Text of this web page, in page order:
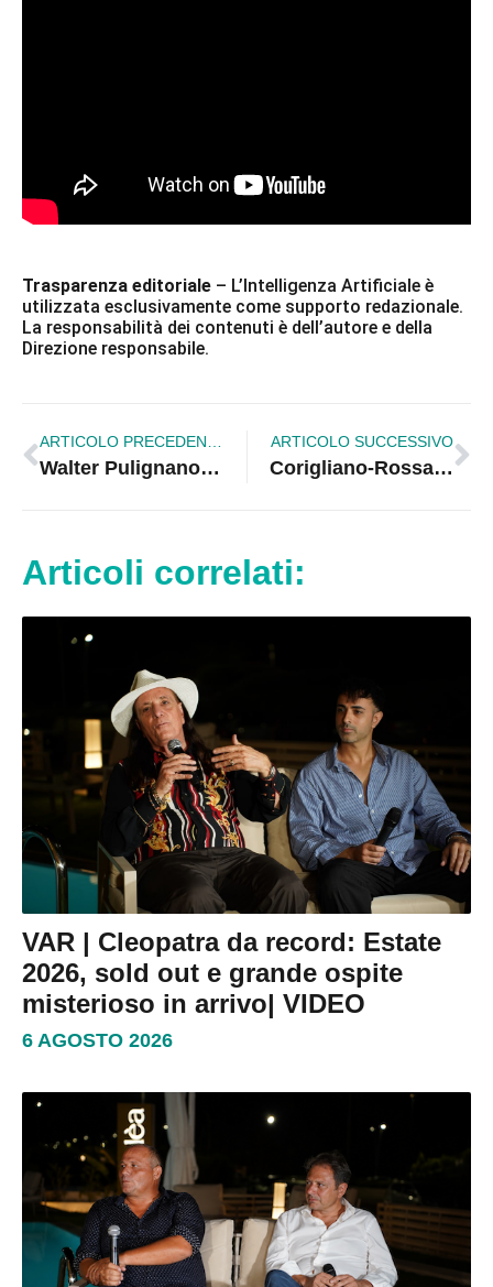
Trasparenza editoriale – L’Intelligenza Artificiale è
utilizzata esclusivamente come supporto redazionale.
La responsabilità dei contenuti è dell’autore e della
Direzione responsabile.
ARTICOLO PRECEDENTE
Walter Pulignano chiarisce: «Contrario alla squadra unica, il derby è una ricchezza per la città»
ARTICOLO SUCCESSIVO
Corigliano-Rossano si illumina di blu: musica, danza e testimonianze per l’autismo
Articoli correlati:
VAR | Cleopatra da record: Estate
2026, sold out e grande ospite
misterioso in arrivo| VIDEO
6 AGOSTO 2026